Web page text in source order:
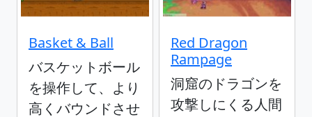
Basket & Ball
バスケットボール
を操作して、より
高くバウンドさせ
Red Dragon
Rampage
洞窟のドラゴンを
攻撃しにくる人間